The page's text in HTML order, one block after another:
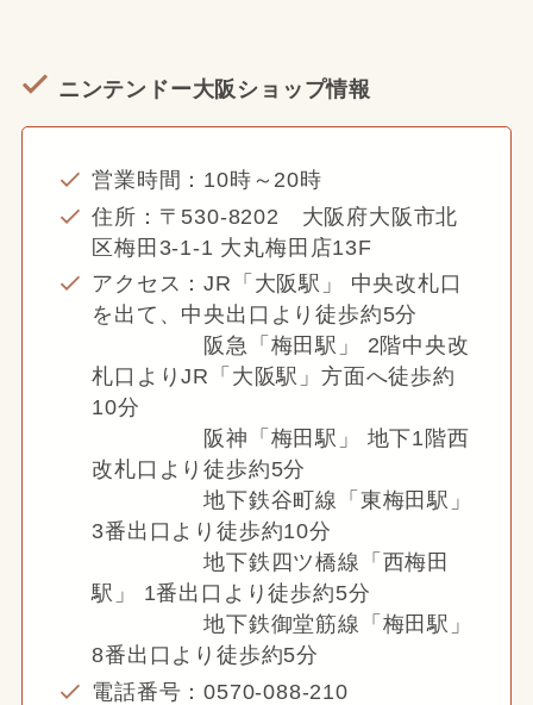
ニンテンドー大阪ショップ情報
営業時間：10時～20時
住所：〒530-8202 大阪府大阪市北
区梅田3-1-1 大丸梅田店13F
アクセス：JR「大阪駅」 中央改札口
を出て、中央出口より徒歩約5分
阪急「梅田駅」 2階中央改
札口よりJR「大阪駅」方面へ徒歩約
10分
阪神「梅田駅」 地下1階西
改札口より徒歩約5分
地下鉄谷町線「東梅田駅」
3番出口より徒歩約10分
地下鉄四ツ橋線「西梅田
駅」 1番出口より徒歩約5分
地下鉄御堂筋線「梅田駅」
8番出口より徒歩約5分
電話番号：0570-088-210